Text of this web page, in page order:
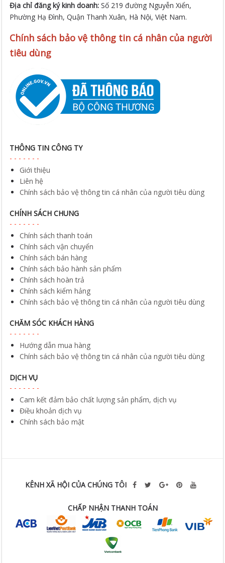
Địa chỉ đăng ký kinh doanh:Số 219 đường Nguyễn Xiển,
Phường Hạ Đình, Quận Thanh Xuân, Hà Nội, Việt Nam.
Chính sách bảo vệ thông tin cá nhân của người
tiêu dùng
THÔNG TIN CÔNG TY
Giới thiệu
Liên hệ
Chính sách bảo vệ thông tin cá nhân của người tiêu dùng
CHÍNH SÁCH CHUNG
Chính sách thanh toán
Chính sách vận chuyển
Chính sách bán hàng
Chính sách bảo hành sản phẩm
Chính sách hoàn trả
Chính sách kiểm hảng
Chính sách bảo vệ thông tin cá nhân của người tiêu dùng
CHĂM SÓC KHÁCH HÀNG
Hướng dẫn mua hàng
Chính sách bảo vệ thông tin cá nhân của người tiêu dùng
DỊCH VỤ
Cam kết đảm bảo chất lượng sản phẩm, dịch vụ
Điều khoản dịch vụ
Chính sách bảo mật
KÊNH XÃ HỘI CỦA CHÚNG TÔI
CHẤP NHẬN THANH TOÁN